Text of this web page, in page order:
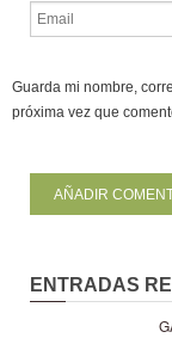
Guarda mi nombre,
próxima vez que
ENTRADAS